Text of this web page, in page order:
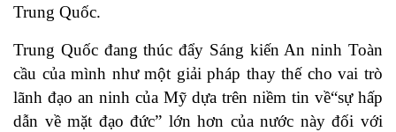
Trung Quốc.
Trung Quốc đang thúc đẩy Sáng kiến An ninh Toàn
cầu của mình như một giải pháp thay thế cho vai trò
lãnh đạo an ninh của Mỹ dựa trên niềm tin về“sự hấp
dẫn về mặt đạo đức” lớn hơn của nước này đối với